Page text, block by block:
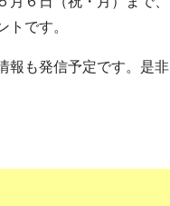
です。
報も発信予定です。是非